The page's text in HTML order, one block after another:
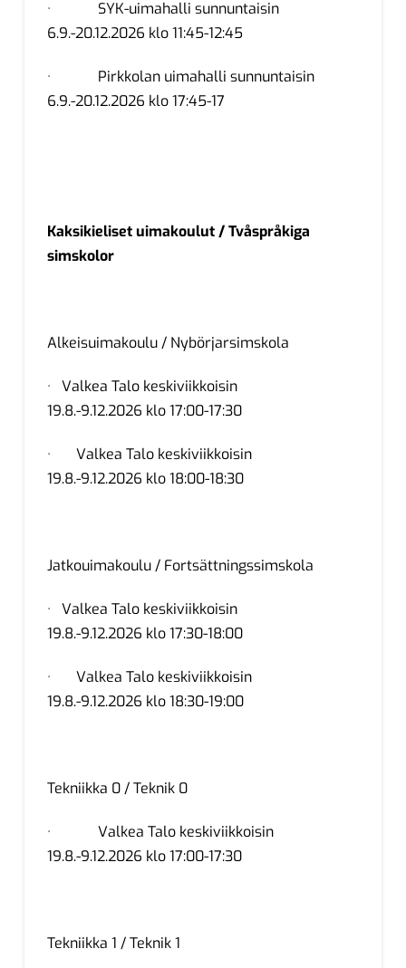
· SYK-uimahalli sunnuntaisin
6.9.-20.12.2026 klo 11:45-12:45
· Pirkkolan uimahalli sunnuntaisin
6.9.-20.12.2026 klo 17:45-17
Kaksikieliset uimakoulut / Tvåspråkiga
simskolor
Alkeisuimakoulu / Nybörjarsimskola
· Valkea Talo keskiviikkoisin
19.8.-9.12.2026 klo 17:00-17:30
· Valkea Talo keskiviikkoisin
19.8.-9.12.2026 klo 18:00-18:30
Jatkouimakoulu / Fortsättningssimskola
· Valkea Talo keskiviikkoisin
19.8.-9.12.2026 klo 17:30-18:00
· Valkea Talo keskiviikkoisin
19.8.-9.12.2026 klo 18:30-19:00
Tekniikka 0 / Teknik 0
· Valkea Talo keskiviikkoisin
19.8.-9.12.2026 klo 17:00-17:30
Tekniikka 1 / Teknik 1